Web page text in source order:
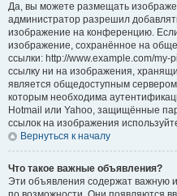
Да, вы можете размещать
администратор разрешил
изображение на конференцию.
изображение, сохранённое на
ссылки: http://www.example.com/
ссылку ни на изображения,
является общедоступным
которым необходима
Hotmail или Yahoo, защищённые
ссылок на изображения
Вернуться к началу
Что такое важные объявления?
Эти объявления содержат важную